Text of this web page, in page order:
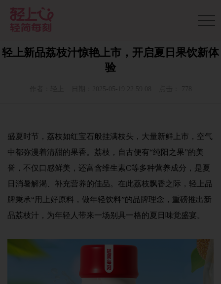
轻上新品荔枝汁惊艳上市，开启夏日果饮新体
验
盛夏时节，荔枝如红宝石般挂满枝头，大量新鲜上市，空气
中都弥漫着清甜的果香。荔枝，自古便有“纯阳之果”的美
誉，不仅口感鲜美，还富含维生素C等多种营养成分，是夏
日消暑解渴、补充营养的佳品。在此荔枝飘香之际，轻上品
牌秉承“用上好原料，做年轻饮料”的品牌理念，重磅推出新
品荔枝汁，为年轻人带来一场别具一格的夏日味觉盛宴。